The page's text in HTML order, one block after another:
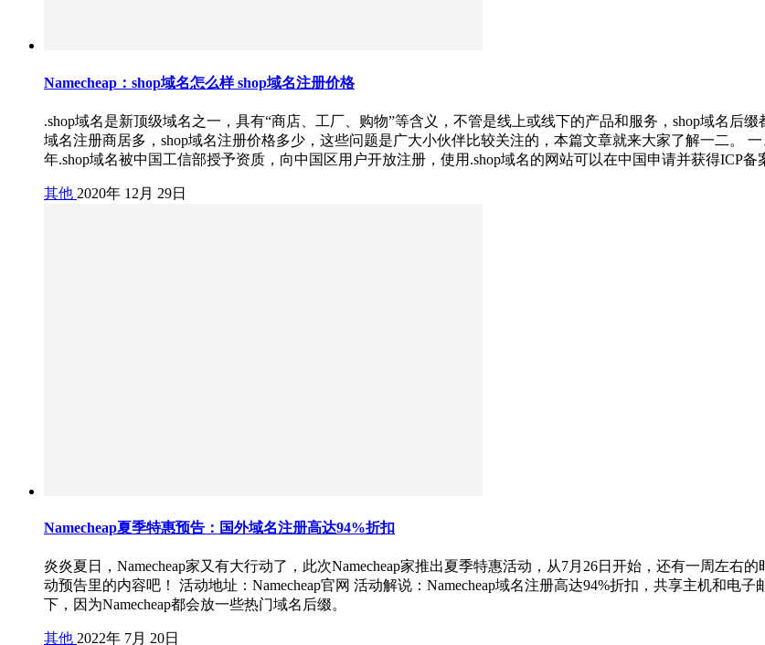
Namecheap：shop域名怎么样 shop域名注册价格
.shop域名是新顶级域名之一，具有“商店、工厂、购物”等含义，不管是线上或线下的产品和服务，shop域名后
域名注册商居多，shop域名注册价格多少，这些问题是广大小伙伴比较关注的，本篇文章就来大家了解一二。
年.shop域名被中国工信部授予资质，向中国区用户开放注册，使用.shop域名的网站可以在中国申请并获得ICP
其他 2020年 12月 29日
Namecheap夏季特惠预告：国外域名注册高达94%折扣
炎炎夏日，Namecheap家又有大行动了，此次Namecheap家推出夏季特惠活动，从7月26日开始，还有一周左右
动预告里的内容吧！ 活动地址：Namecheap官网 活动解说：Namecheap域名注册高达94%折扣，共享主机和电
下，因为Namecheap都会放一些热门域名后缀。
其他 2022年 7月 20日